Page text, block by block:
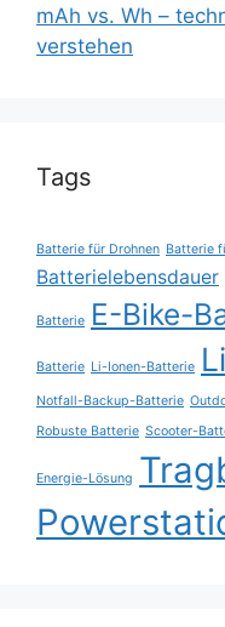
mAh vs. Wh –
verstehen
Tags
Batterie für Drohnen Batterie
Batterielebensdauer
Batterie E-Bike-
Batterie Li-Ionen-Batterie
Notfall-Backup-Batterie
Robuste Batterie Scooter-
Energie-Lösung